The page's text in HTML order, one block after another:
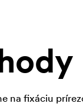
na fixáciu